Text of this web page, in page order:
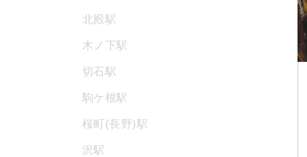
北殿駅
木ノ下駅
切石駅
駒ケ根駅
桜町(長野)駅
沢駅